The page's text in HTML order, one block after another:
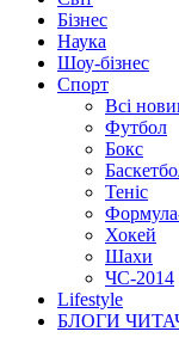
Бізнес
Наука
Шоу-бізнес
Спорт
Всі
Футбол
Бокс
Теніс
Хокей
Шахи
ЧС-2014
Lifestyle
БЛОГИ